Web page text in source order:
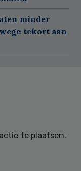
minder
tekort aan
te plaatsen.